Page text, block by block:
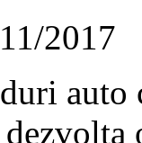
2017
auto